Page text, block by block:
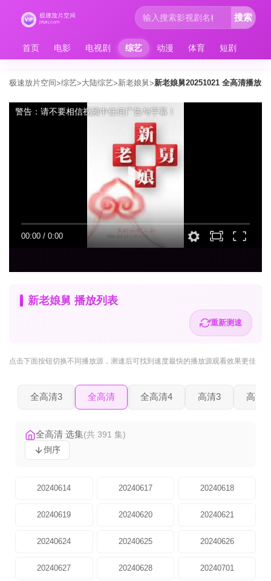
首页 电影 电视剧 综艺 动漫 体育 短剧
搜索
极速放片空间>综艺>大陆综艺>新老娘舅>新老娘舅20251021 全高清播放
00:00 / 0:00
警告：请不要相信视频中任何广告与字幕！
新老娘舅 播放列表
重新测速
点击下面按钮切换不同播放源 ，测速后可找到速度最快的播放源观看效果更佳
全高清3 全高清 全高清4 高清3 高清2
全高清 选集(共 391 集)
倒序
20240614 20240617 20240618
20240619 20240620 20240621
20240624 20240625 20240626
20240627 20240628 20240701